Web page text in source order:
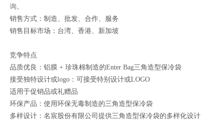
询。
销售方式：制造、批发、合作、服务
销售目标市场：台湾、香港、新加坡
竞争特点
品质优良：铝膜 + 珍珠棉制造的Enter Bag三角造型保冷袋
接受独特设计或logo：可接受特别设计或LOGO
适用于促销品或礼赠品
环保产品：使用环保无毒制造的三角造型保冷袋
多样设计：名宸股份有限公司提供三角造型保冷袋的多样化设计